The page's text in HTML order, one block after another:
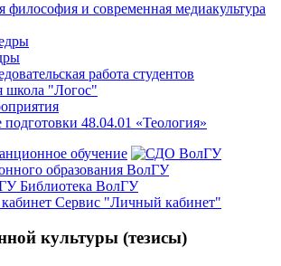
философия и современная медиакультура
работа студентов
школа "Логос"
48.04.01 «Теология»
обучение
образования ВолГУ
Библиотека ВолГУ
Сервис "Личный кабинет"
культуры (тезисы)